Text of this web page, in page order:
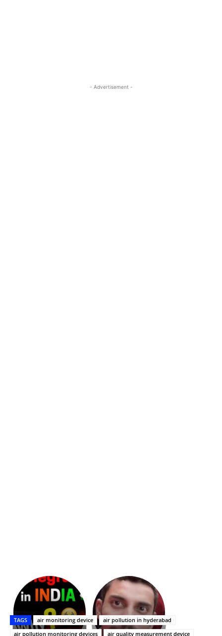
- Advertisement -
భగవంతుని
ప్రసాదం
తీర్థం..తులసీదళం
లేకుండా
అసంపూర్ణం
కేజీఎఫ్
సినిమాతో
పాన్
ఇండియా
స్టార్
Upasana:
భర్తపై
రివెంజ్
తీర్చుకున్న
TAGS air monitoring device
air pollution in hyderabad
air pollution monitoring devices
air quality measurement device